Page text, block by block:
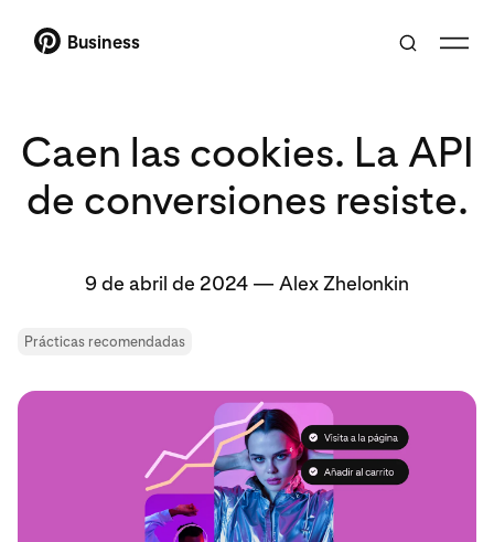
Business
Caen las cookies. La API
de conversiones resiste.
9 de abril de 2024 — Alex Zhelonkin
Prácticas recomendadas